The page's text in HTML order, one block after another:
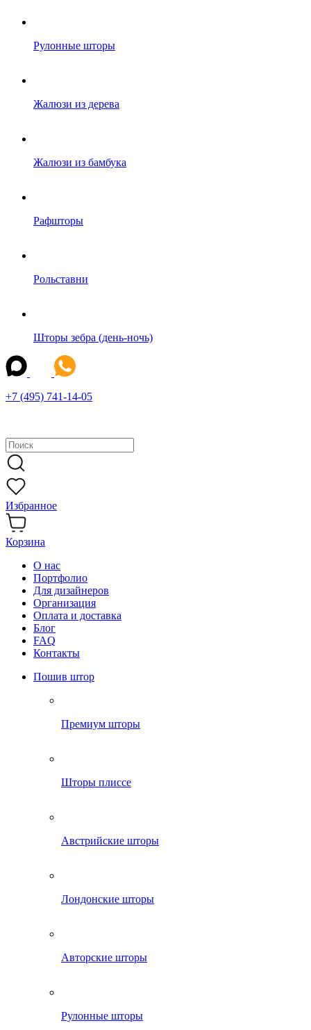
Рулонные шторы
Жалюзи из дерева
Жалюзи из бамбука
Рафшторы
Рольставни
Шторы зебра (день-ночь)
+7 (495) 741-14-05
Избранное
Корзина
О нас
Портфолио
Для дизайнеров
Организация
Оплата и доставка
Блог
FAQ
Контакты
Пошив штор
Премиум шторы
Шторы плиссе
Австрийские шторы
Лондонские шторы
Авторские шторы
Рулонные шторы